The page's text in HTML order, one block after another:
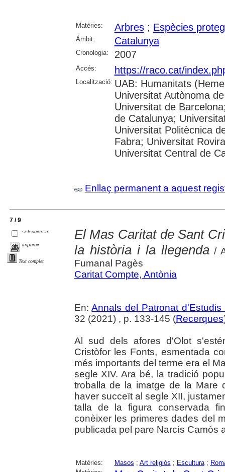
Matèries: Arbres; Espècies
Àmbit: Catalunya
Cronologia: 2007
Accés: https://raco.cat/
Localització: UAB: Humanitats
Universitat Autònoma
Universitat de
de Catalunya;
Universitat Politècnica
Fabra; Universitat
Universitat Central de
Enllaç permanent a aquest
7 / 9
seleccionar
imprimir
Text complet
El Mas Caritat de Sant
la història i la llegenda /
Fumanal Pagès
Caritat Compte, Antònia
En:Annals del Patronat
32 (2021) , p. 133-145 (Recerques
Al sud dels afores d'Olot
Cristòfor les Fonts, esmentada
més importants del terme era el
segle XIV. Ara bé, la tradició
troballa de la imatge de la Mare
haver succeït al segle XII,
talla de la figura conservada
conèixer les primeres dades del
publicada pel pare Narcís Camós
Matèries: Masos ; Art religiós ; Escultura;